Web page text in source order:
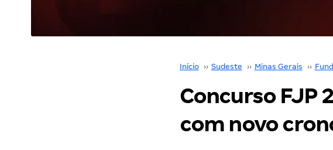
Início ›› Sudeste ›› Minas Gerais ››
Concurso FJP
com novo